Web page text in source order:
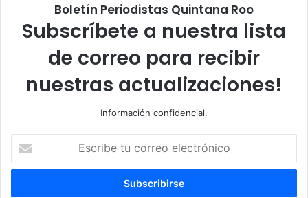
Boletín Periodistas Quintana Roo
Subscríbete a nuestra lista
de correo para recibir
nuestras actualizaciones!
Información confidencial.
correo